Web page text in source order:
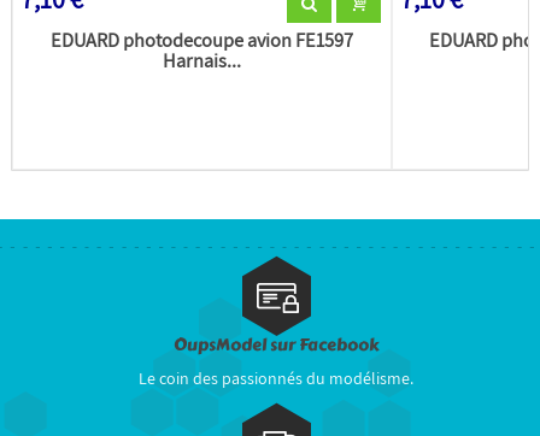
EDUARD photodecoupe avion FE1597
Harnais...
EDUARD
OupsModel sur Facebook
Le coin des passionnés du modélisme.